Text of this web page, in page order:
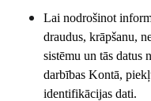
Lai nodrošinot
draudus, krāpšanu,
sistēmu un tās datus
darbības Kontā,
identifikācijas dati.